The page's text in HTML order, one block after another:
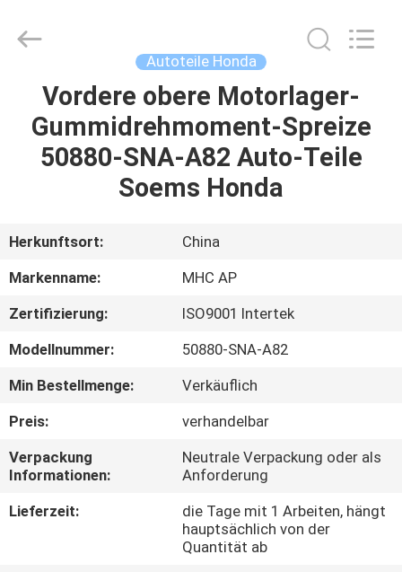
HEIM
PRODUKTE
UNS
AUSFLUG
QUALITÄTSKONTROLLE
KONTAKTIERE
UNS
Parts
Limited.
Autoteile Honda
Vordere obere Motorlager-
Gummidrehmoment-Spreize
50880-SNA-A82 Auto-Teile
Soems Honda
Herkunftsort:
China
Markenname:
MHC AP
Zertifizierung:
ISO9001 Intertek
Modellnummer:
50880-SNA-A82
Min Bestellmenge:
Verkäuflich
Preis:
verhandelbar
Verpackung
Informationen:
Neutrale Verpackung oder als
Anforderung
Lieferzeit:
die Tage mit 1 Arbeiten, hängt
hauptsächlich von der
Quantität ab